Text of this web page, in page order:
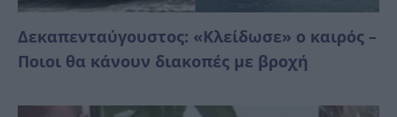
Δεκαπενταύγουστος: «Κλείδωσε» ο καιρός –
Ποιοι θα κάνουν διακοπές με βροχή